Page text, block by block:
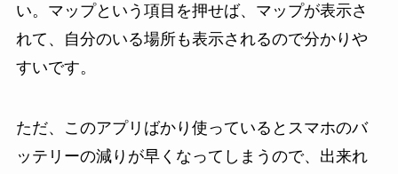
い。マップという項目を押せば、マップが表示さ
れて、自分のいる場所も表示されるので分かりや
すいです。
ただ、このアプリばかり使っているとスマホのバ
ッテリーの減りが早くなってしまうので、出来れ